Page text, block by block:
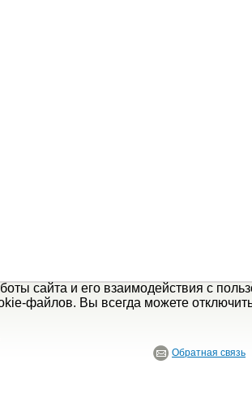
сайта и его взаимодействия с
файлов. Вы всегда можете
Обратная связь